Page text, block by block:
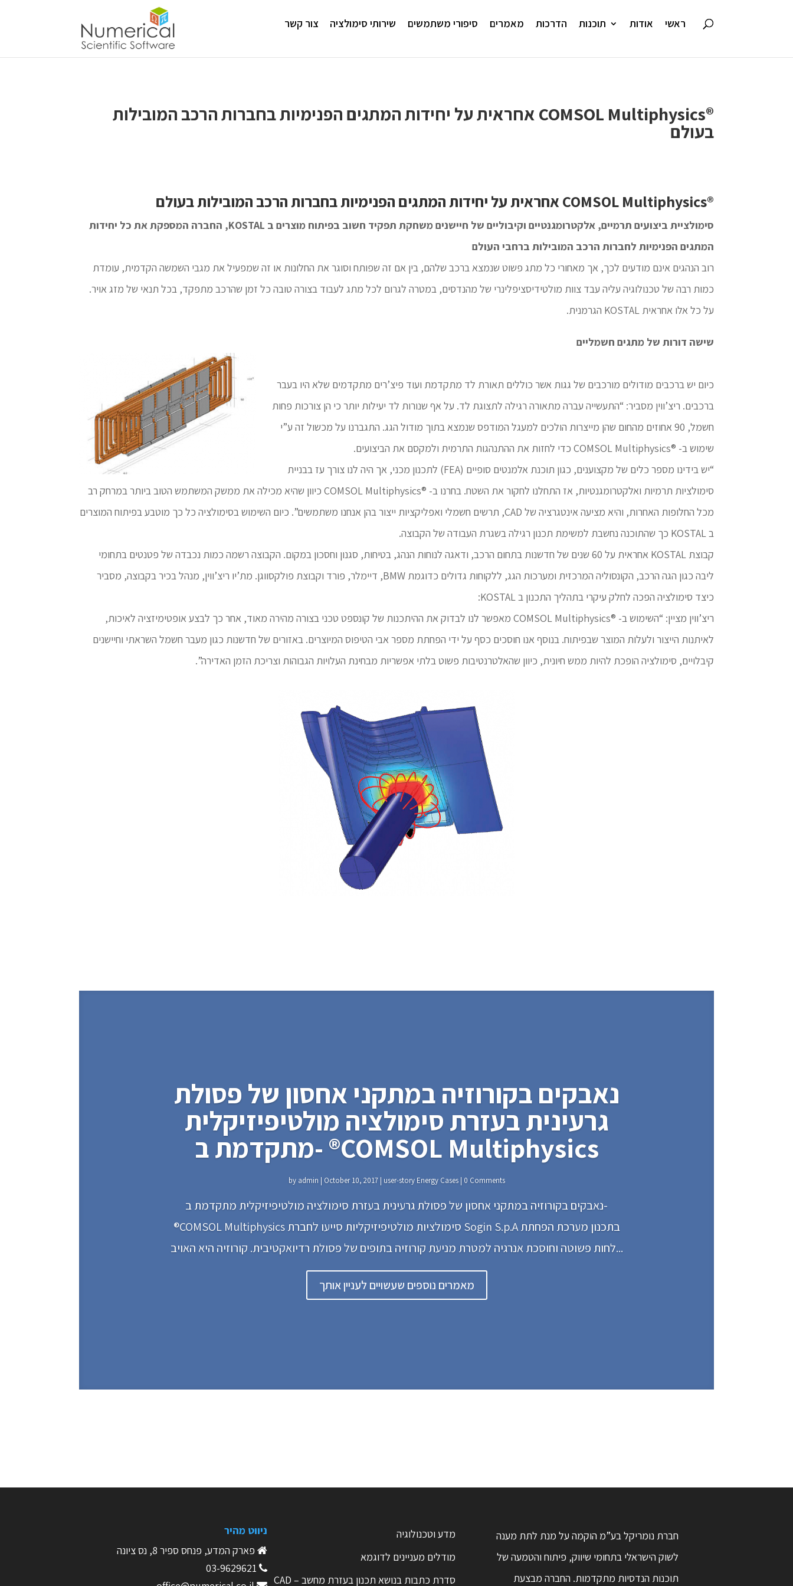
ראשי אודות תוכנות הדרכות מאמרים סיפורי משתמשים שירותי סימולציה צור קשר
®COMSOL Multiphysics אחראית על יחידות המתגים הפנימיות בחברות הרכב המובילות
בעולם
®COMSOL Multiphysics אחראית על יחידות המתגים הפנימיות בחברות הרכב המובילות בעולם
סימולציית ביצועים תרמיים, אלקטרומגנטיים וקיבוליים של חיישנים משחקת תפקיד חשוב בפיתוח מוצרים ב KOSTAL, החברה המספקת את כל יחידות
המתגים הפנימיות לחברות הרכב המובילות ברחבי העולם
רוב הנהגים אינם מודעים לכך, אך מאחורי כל מתג פשוט שנמצא ברכב שלהם, בין אם זה שפותח וסוגר את החלונות או זה שמפעיל את מגבי השמשה הקדמית, עומדת
כמות רבה של טכנולוגיה עליה עבד צוות מולטידיסציפלינרי של מהנדסים, במטרה לגרום לכל מתג לעבוד בצורה טובה כל זמן שהרכב מתפקד, בכל תנאי של מזג אויר.
על כל אלו אחראית KOSTAL הגרמנית.
שישה דורות של מתגים חשמליים
כיום יש ברכבים מודולים מורכבים של גגות אשר כוללים תאורת לד מתקדמת ועוד פיצ’רים מתקדמים שלא היו בעבר
ברכבים. ריצ’ווין מסביר: “התעשייה עברה מתאורה רגילה לתצוגת לד. על אף שנורות לד יעילות יותר כי הן צורכות פחות
חשמל, 90 אחוזים מהחום שהן מייצרות הולכים למעגל המודפס שנמצא בתוך מודול הגג. התגברנו על מכשול זה ע”י
שימוש ב- ®COMSOL Multiphysics כדי לחזות את ההתנהגות התרמית ולמקסם את הביצועים.
“יש בידינו מספר כלים של מקצוענים, כגון תוכנת אלמנטים סופיים (FEA) לתכנון מכני, אך היה לנו צורך עז בבניית
סימולציות תרמיות ואלקטרומגנטיות, אז התחלנו לחקור את השטח. בחרנו ב- ®COMSOL Multiphysics כיוון שהיא מכילה את ממשק המשתמש הטוב ביותר במרחק רב
מכל החלופות האחרות, והיא מציעה אינטגרציה של CAD, תרשים חשמלי ואפליקציות ייצור בהן אנחנו משתמשים”. כיום השימוש בסימולציה כל כך מוטבע בפיתוח המוצרים
ב KOSTAL כך שהתוכנה נחשבת למשימת תכנון רגילה בשגרת העבודה של הקבוצה.
קבוצת KOSTAL אחראית על 60 שנים של חדשנות בתחום הרכב, ודאגה לנוחות הנהג, בטיחות, סגנון וחסכון במקום. הקבוצה רשמה כמות נכבדה של פטנטים בתחומי
ליבה כגון הגה הרכב, הקונסוליה המרכזית ומערכות הגג, ללקוחות גדולים כדוגמת BMW, דיימלר, פורד וקבוצת פולקסווגן. מת’יו ריצ’ווין, מנהל בכיר בקבוצה, מסביר
כיצד סימולציה הפכה לחלק עיקרי בתהליך התכנון ב KOSTAL:
ריצ’ווין מציין: “השימוש ב- ®COMSOL Multiphysics מאפשר לנו לבדוק את ההיתכנות של קונספט טכני בצורה מהירה מאוד, אחר כך לבצע אופטימיזציה לאיכות,
לאיתנות הייצור ולעלות המוצר שבפיתוח. בנוסף אנו חוסכים כסף על ידי הפחתת מספר אבי הטיפוס המיוצרים. באזורים של חדשנות כגון מעבר חשמל השראתי וחיישנים
קיבלויים, סימולציה הופכת להיות ממש חיונית, כיוון שהאלטרנטיבות פשוט בלתי אפשריות מבחינת העלויות הגבוהות וצריכת הזמן האדירה”.
נאבקים בקורוזיה במתקני אחסון של פסולת
גרעינית בעזרת סימולציה מולטיפיזיקלית
מתקדמת ב- ®COMSOL Multiphysics
by admin | October 10, 2017| user-story Energy Cases| 0 Comments
נאבקים בקורוזיה במתקני אחסון של פסולת גרעינית בעזרת סימולציה מולטיפיזיקלית מתקדמת ב-
®COMSOL Multiphysics סימולציות מולטיפיזיקליות סייעו לחברת Sogin S.p.A בתכנון מערכת הפחתת
לחות פשוטה וחוסכת אנרגיה למטרת מניעת קורוזיה בתופים של פסולת רדיואקטיבית. קורוזיה היא האויב...
מאמרים נוספים שעשויים לעניין אותך
חברת נומריקל בע”מ הוקמה על מנת לתת מענה
לשוק הישראלי בתחומי שיווק, פיתוח והטמעה של
תוכנות הנדסיות מתקדמות. החברה מבצעת
מדע וטכנולוגיה
מודלים מעניינים לדוגמא
סדרת כתבות בנושא תכנון בעזרת מחשב – CAD
ניווט מהיר
פארק המדע, פנחס ספיר 8, נס ציונה
03-9629621